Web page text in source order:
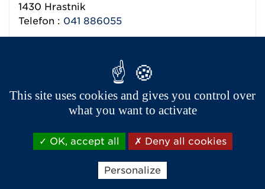
1430 Hrastnik
Telefon : 041 886055
AVTO JARC d.o.o.
Ptujska cesta 139
2000Maribor
Telefon :02 46 12 088
Fax : 02 45 03 419
This site uses cookies and gives you control over
what you want to activate
OK, accept all Deny all cookies
Personalize